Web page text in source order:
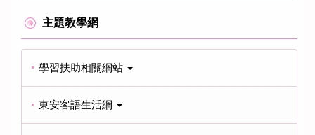
主題教學網
學習扶助相關網站
東安客語生活網